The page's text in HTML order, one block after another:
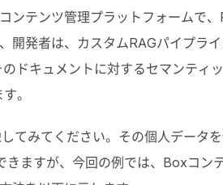
テンツ管理プラットフォームで、
開発者は、カスタムRAGパイプラ
のドキュメントに対するセマンティ
。
てみてください。その個人データ
ますが、今回の例では、 Boxコン